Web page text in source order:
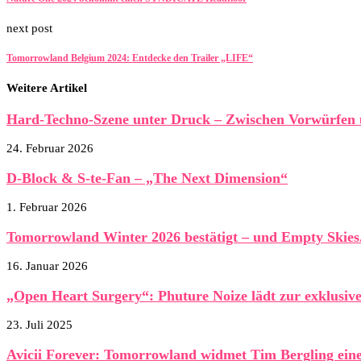
next post
Tomorrowland Belgium 2024: Entdecke den Trailer „LIFE“
Weitere Artikel
Hard-Techno-Szene unter Druck – Zwischen
24. Februar 2026
D-Block & S-te-Fan – „The Next Dimension“
1. Februar 2026
Tomorrowland Winter 2026 bestätigt – und Empty
16. Januar 2026
„Open Heart Surgery“: Phuture Noize lädt zur
23. Juli 2025
Avicii Forever: Tomorrowland widmet Tim Bergling eine